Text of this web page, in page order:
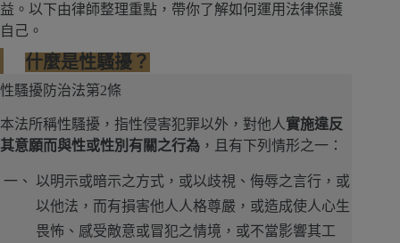
益。以下由律師整理重點，帶你了解如何運用法律保護
自己。
什麼是性騷擾？
性騷擾防治法第2條
本法所稱性騷擾，指性侵害犯罪以外，對他人 實施違反
其意願而與性或性別有關之行為 ，且有下列情形之一：
以明示或暗示之方式，或以歧視、侮辱之言行，或
以他法，而有損害他人人格尊嚴，或造成使人心生
畏怖、感受敵意或冒犯之情境，或不當影響其工